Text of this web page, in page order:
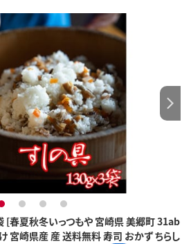
春夏秋冬いっつもや 宮崎県 美郷町 31ab
宮崎県産 産 送料無料 寿司 おかず ちらし
1 2 3 4